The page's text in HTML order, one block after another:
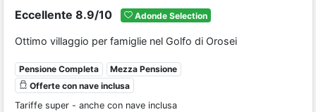
Eccellente 8.9/10 Adonde Selection
Ottimo villaggio per famiglie nel Golfo di Orosei
Pensione Completa
Mezza Pensione
Offerte con nave inclusa
Tariffe super - anche con nave inclusa